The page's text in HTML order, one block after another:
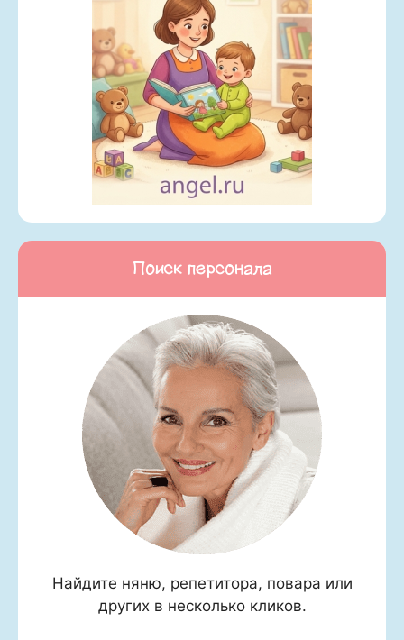
Поиск персонала
Найдите няню, репетитора, повара или
других в несколько кликов.